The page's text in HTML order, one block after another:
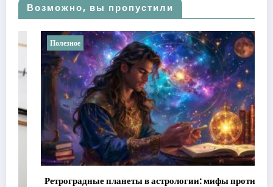
Возможно, вы пропустили
планеты в астрологии: мифы против
Полезное